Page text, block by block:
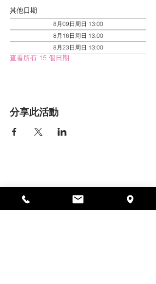
其他日期
8月09日周日 13:00
8月16日周日 13:00
8月23日周日 13:00
查看所有 15 個日期
分享此活動
297 中央街，加德纳，马萨诸塞州
01440
978-364-0920